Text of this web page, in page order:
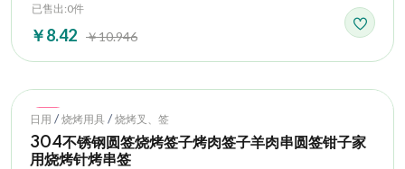
已售出:0件
￥8.42 ￥10.946
Hot
日用 / 烧烤用具 / 烧烤叉、签
304不锈钢圆签烧烤签子烤肉签子羊肉串圆签钳子家
用烧烤针烤串签